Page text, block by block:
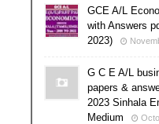
GCE A/L
with Answers
2023)
G C E A/L
papers &
2023 Sinhala
Medium